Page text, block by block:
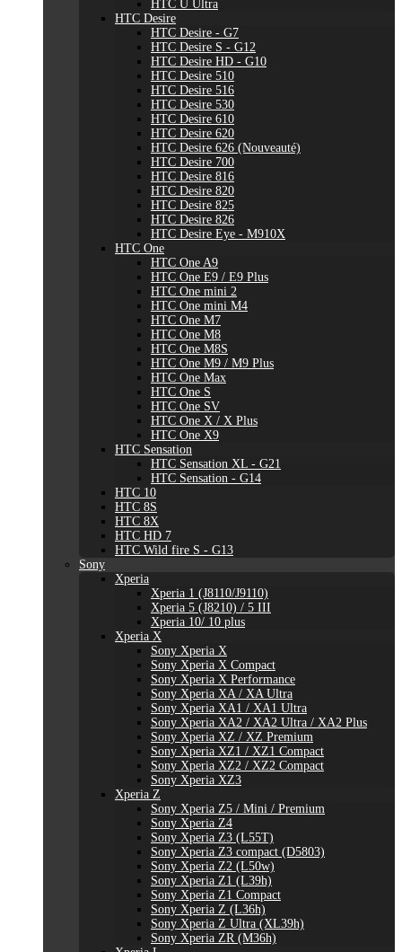
HTC U Ultra
HTC Desire
HTC Desire - G7
HTC Desire S - G12
HTC Desire HD - G10
HTC Desire 510
HTC Desire 516
HTC Desire 530
HTC Desire 610
HTC Desire 620
HTC Desire 626 (Nouveauté)
HTC Desire 700
HTC Desire 816
HTC Desire 820
HTC Desire 825
HTC Desire 826
HTC Desire Eye - M910X
HTC One
HTC One A9
HTC One E9 / E9 Plus
HTC One mini 2
HTC One mini M4
HTC One M7
HTC One M8
HTC One M8S
HTC One M9 / M9 Plus
HTC One Max
HTC One S
HTC One SV
HTC One X / X Plus
HTC One X9
HTC Sensation
HTC Sensation XL - G21
HTC Sensation - G14
HTC 10
HTC 8S
HTC 8X
HTC HD 7
HTC Wild fire S - G13
Sony
Xperia
Xperia 1 (J8110/J9110)
Xperia 5 (J8210) / 5 III
Xperia 10/ 10 plus
Xperia X
Sony Xperia X
Sony Xperia X Compact
Sony Xperia X Performance
Sony Xperia XA / XA Ultra
Sony Xperia XA1 / XA1 Ultra
Sony Xperia XA2 / XA2 Ultra / XA2 Plus
Sony Xperia XZ / XZ Premium
Sony Xperia XZ1 / XZ1 Compact
Sony Xperia XZ2 / XZ2 Compact
Sony Xperia XZ3
Xperia Z
Sony Xperia Z5 / Mini / Premium
Sony Xperia Z4
Sony Xperia Z3 (L55T)
Sony Xperia Z3 compact (D5803)
Sony Xperia Z2 (L50w)
Sony Xperia Z1 (L39h)
Sony Xperia Z1 Compact
Sony Xperia Z (L36h)
Sony Xperia Z Ultra (XL39h)
Sony Xperia ZR (M36h)